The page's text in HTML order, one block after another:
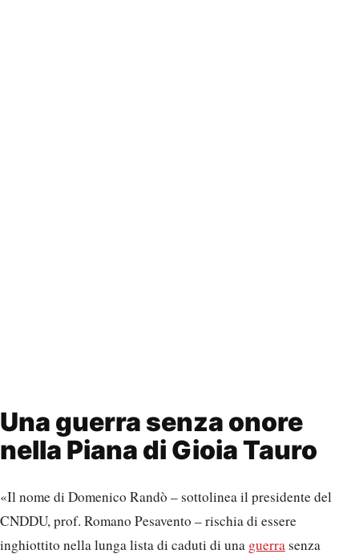
Una guerra senza onore
nella Piana di Gioia Tauro
«Il nome di Domenico Randò – sottolinea il presidente del
CNDDU, prof. Romano Pesavento – rischia di essere
inghiottito nella lunga lista di caduti di una guerrasenza